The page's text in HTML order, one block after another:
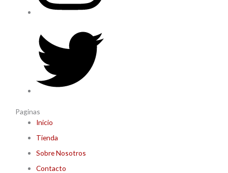
Paginas
Inicio
Tienda
Sobre Nosotros
Contacto